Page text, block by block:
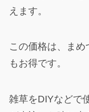
えます。
この価格は、ま
もお得です。
雑草をDIYなどで